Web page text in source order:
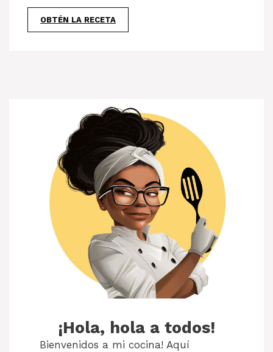
OBTÉN LA RECETA
¡Hola, hola a todos!
Bienvenidos a mi cocina! Aquí